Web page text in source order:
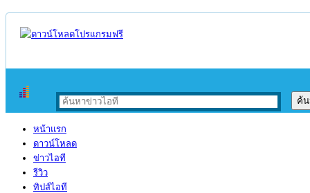
หน้าแรก
ดาวน์โหลด
ข่าวไอที
รีวิว
ทิปส์ไอที